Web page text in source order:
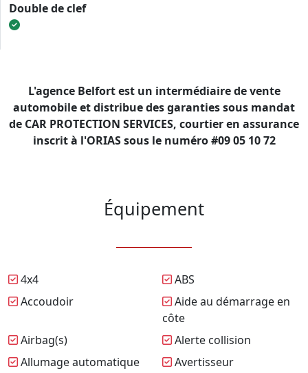
Double de clef
L'agence Belfort est un intermédiaire de vente
automobile et distribue des garanties sous mandat
de CAR PROTECTION SERVICES, courtier en assurance
inscrit à l'ORIAS sous le numéro #09 05 10 72
Équipement
4x4
ABS
Accoudoir
Aide au démarrage en
côte
Airbag(s)
Alerte collision
Allumage automatique
Avertisseur